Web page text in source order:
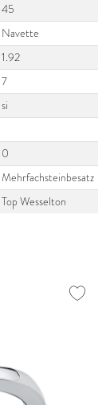
45
Navette
1.92
7
si
0
Mehrfachsteinbesatz
Top Wesselton